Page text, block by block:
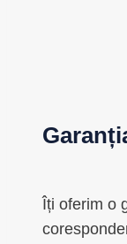
Îți oferim o